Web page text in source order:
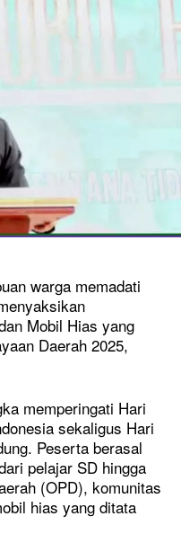
warga memadati
Mobil Hias yang
Daerah 2025,
memperingati Hari
sekaligus Hari
Peserta berasal
pelajar SD hingga
(OPD), komunitas
hias yang ditata